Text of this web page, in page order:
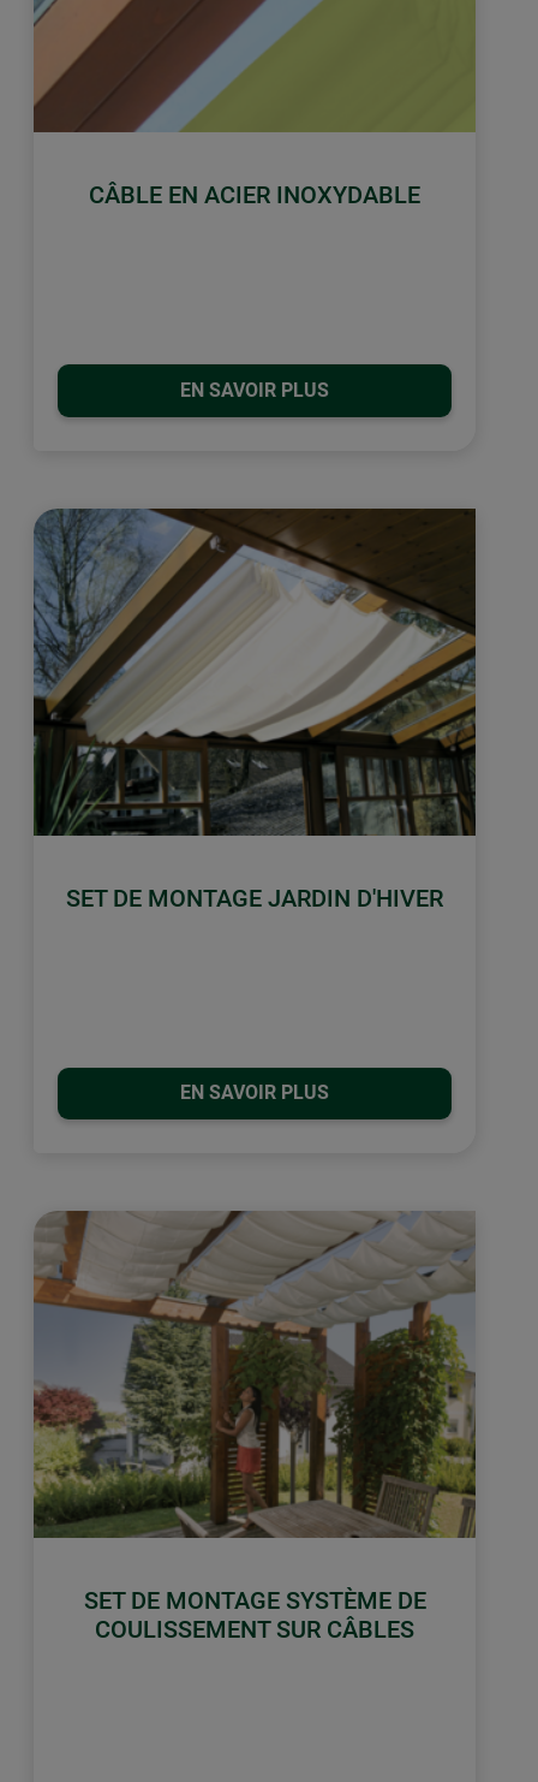
CÂBLE EN ACIER INOXYDABLE
EN SAVOIR PLUS
SET DE MONTAGE JARDIN D'HIVER
EN SAVOIR PLUS
SET DE MONTAGE SYSTÈME DE
COULISSEMENT SUR CÂBLES